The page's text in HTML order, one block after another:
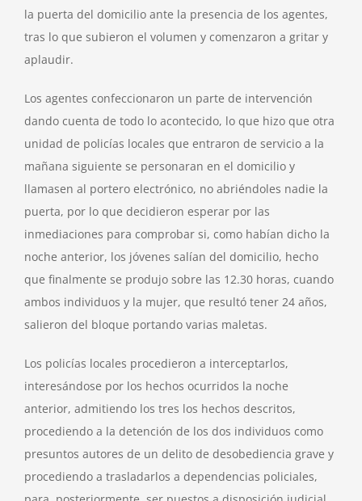
la puerta del domicilio ante la presencia de los agentes,
tras lo que subieron el volumen y comenzaron a gritar y
aplaudir.
Los agentes confeccionaron un parte de intervención
dando cuenta de todo lo acontecido, lo que hizo que otra
unidad de policías locales que entraron de servicio a la
mañana siguiente se personaran en el domicilio y
llamasen al portero electrónico, no abriéndoles nadie la
puerta, por lo que decidieron esperar por las
inmediaciones para comprobar si, como habían dicho la
noche anterior, los jóvenes salían del domicilio, hecho
que finalmente se produjo sobre las 12.30 horas, cuando
ambos individuos y la mujer, que resultó tener 24 años,
salieron del bloque portando varias maletas.
Los policías locales procedieron a interceptarlos,
interesándose por los hechos ocurridos la noche
anterior, admitiendo los tres los hechos descritos,
procediendo a la detención de los dos individuos como
presuntos autores de un delito de desobediencia grave y
procediendo a trasladarlos a dependencias policiales,